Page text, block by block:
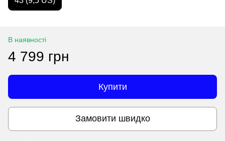
В наявності
4 799 грн
Купити
Замовити швидко